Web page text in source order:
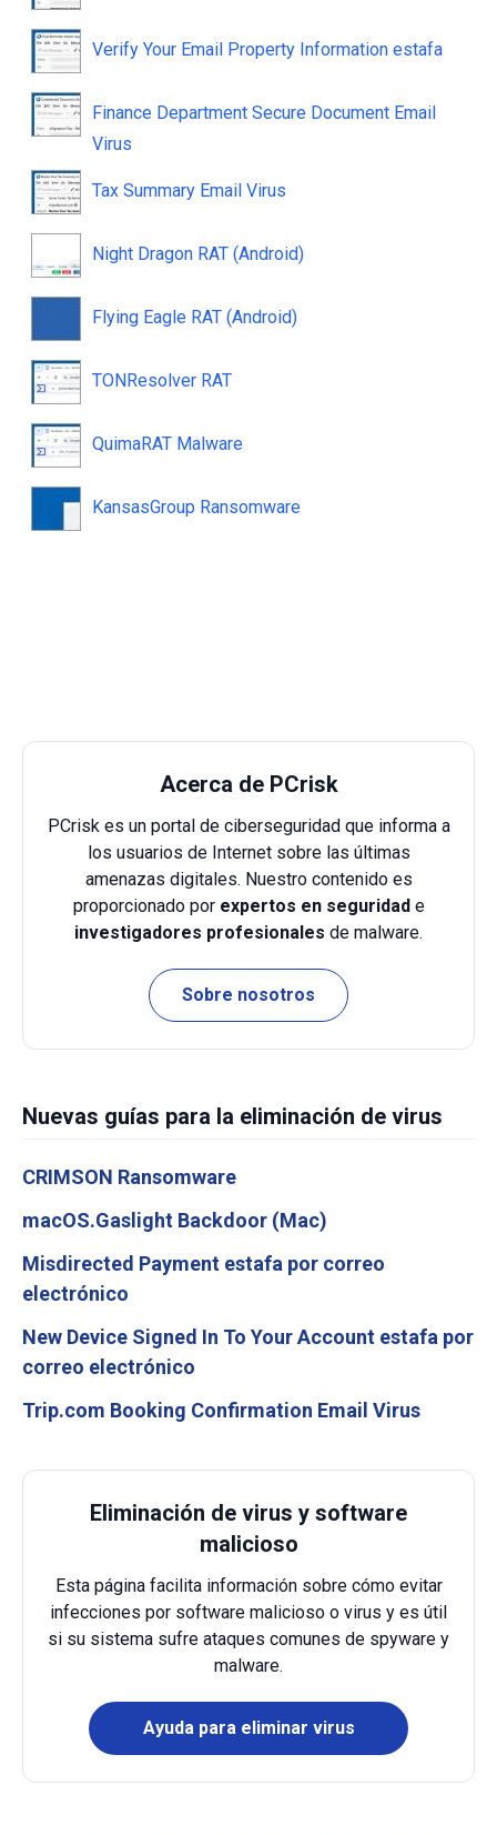
Verify Your Email Property Information estafa
Finance Department Secure Document Email
Virus
Tax Summary Email Virus
Night Dragon RAT (Android)
Flying Eagle RAT (Android)
TONResolver RAT
QuimaRAT Malware
KansasGroup Ransomware
Acerca de PCrisk
PCrisk es un portal de ciberseguridad que informa a
los usuarios de Internet sobre las últimas
amenazas digitales. Nuestro contenido es
proporcionado por expertos en seguridade
investigadores profesionales de malware.
Sobre nosotros
Nuevas guías para la eliminación de virus
CRIMSON Ransomware
macOS.Gaslight Backdoor (Mac)
Misdirected Payment estafa por correo
electrónico
New Device Signed In To Your Account estafa por
correo electrónico
Trip.com Booking Confirmation Email Virus
Eliminación de virus y software
malicioso
Esta página facilita información sobre cómo evitar
infecciones por software malicioso o virus y es útil
si su sistema sufre ataques comunes de spyware y
malware.
Ayuda para eliminar virus